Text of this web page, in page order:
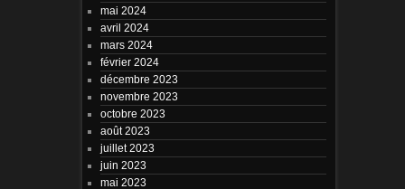
mai 2024
avril 2024
mars 2024
février 2024
décembre 2023
novembre 2023
octobre 2023
août 2023
juillet 2023
juin 2023
mai 2023